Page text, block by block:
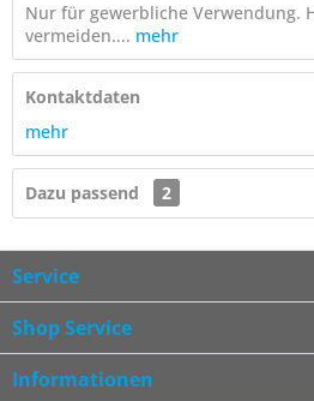
Nur für gewerbliche Verwendung.
vermeiden.... mehr
Kontaktdaten
mehr
Dazu passend 2
Service
Shop Service
Informationen